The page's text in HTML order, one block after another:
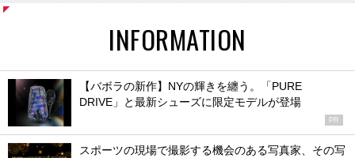
INFORMATION
【バボラの新作】NYの輝きを纏う。「PURE
DRIVE」と最新シューズに限定モデルが登場
PR
スポーツの現場で撮影する機会のある写真家、その写